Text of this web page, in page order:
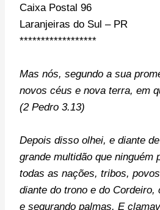
Caixa Postal 96
Laranjeiras do Sul – PR
******************
Mas nós, segundo a sua
novos céus e nova terra, em
(2 Pedro 3.13)
Depois disso olhei, e diante
grande multidão que ninguém
todas as nações, tribos,
diante do trono e do
e segurando palmas. E